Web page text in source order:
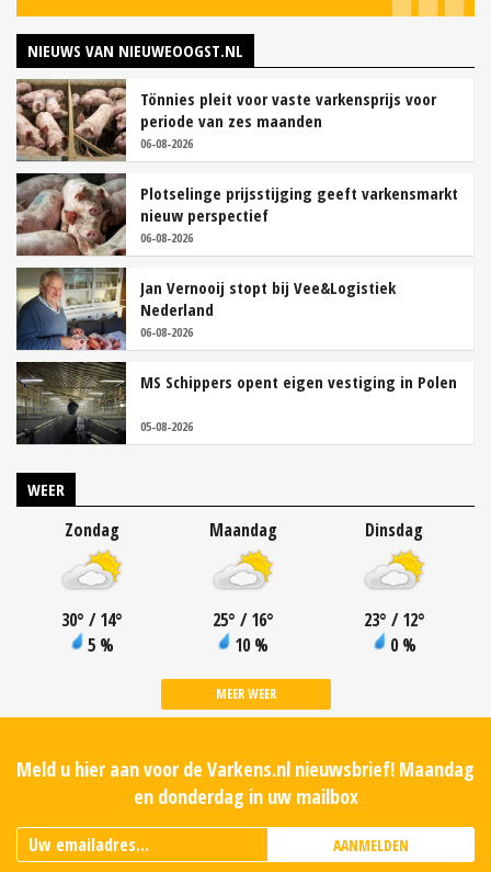
NIEUWS VAN NIEUWEOOGST.NL
Tönnies pleit voor vaste varkensprijs voor
periode van zes maanden
06-08-2026
Plotselinge prijsstijging geeft varkensmarkt
nieuw perspectief
06-08-2026
Jan Vernooij stopt bij Vee&Logistiek
Nederland
06-08-2026
MS Schippers opent eigen vestiging in Polen
05-08-2026
WEER
Zondag
30° / 14°
5 %
Maandag
25° / 16°
10 %
Dinsdag
23° / 12°
0 %
MEER WEER
Meld u hier aan voor de Varkens.nl nieuwsbrief! Maandag
en donderdag in uw mailbox
AANMELDEN